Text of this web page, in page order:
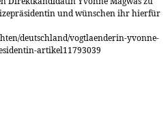
und wünschen ihr hierfür
deutschland/vogtlaenderin-yvonne-
artikel11793039